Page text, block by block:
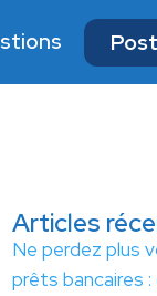
Articles
Ne perdez plus
prêts bancaires